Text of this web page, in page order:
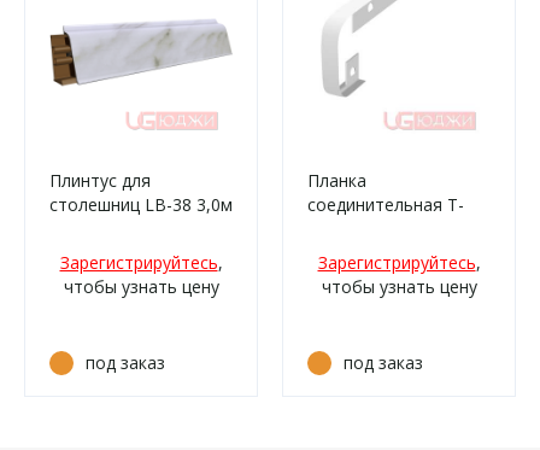
Плинтус для
столешниц LB-38 3,0м
(14м/332)
Зарегистрируйтесь,
чтобы узнать цену
под заказ
Планка
соединительная Т-
R9, БЕЛАЯ матовая
Зарегистрируйтесь,
чтобы узнать цену
под заказ